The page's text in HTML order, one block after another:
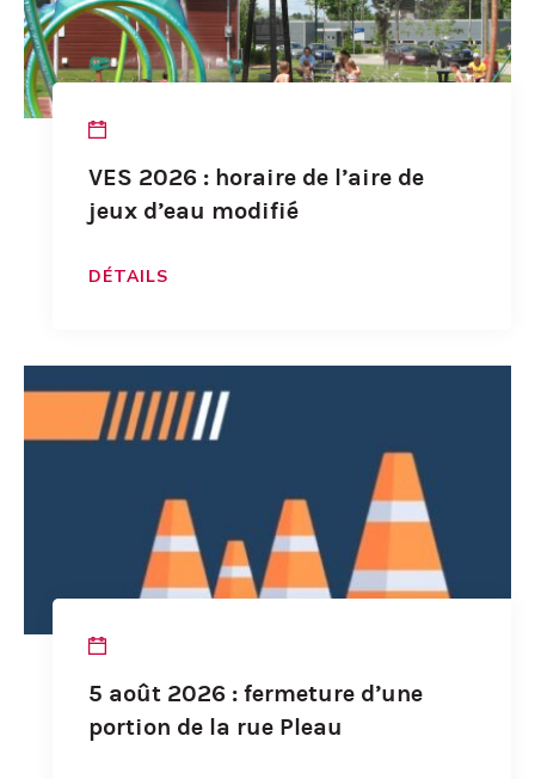
VES 2026 : horaire de l’aire de
jeux d’eau modifié
DÉTAILS
5 août 2026 : fermeture d’une
portion de la rue Pleau